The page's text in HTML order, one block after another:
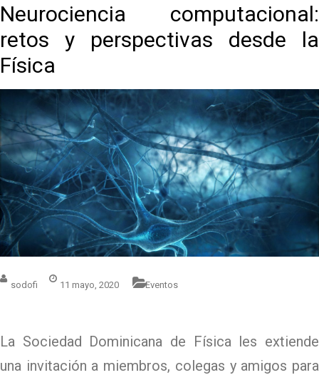
Neurociencia computacional:
retos y perspectivas desde la
Física
sodofi 11 mayo, 2020 Eventos
La Sociedad Dominicana de Física les extiende
una invitación a miembros, colegas y amigos para